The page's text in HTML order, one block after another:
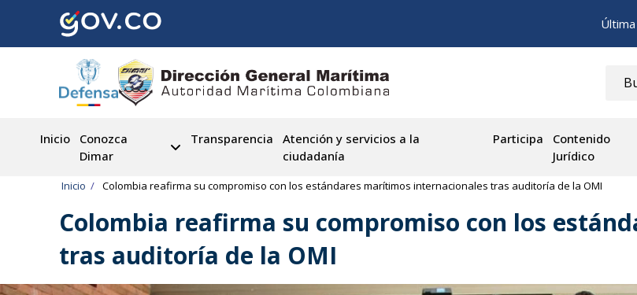
contenido
Inicio
Conozca
Dimar
Transparencia
Atención y servicios a la
ciudadanía
Participa
Contenido
Jurídico
navegación
Inicio Colombia reafirma su compromiso con los estándares marítimos internacionales tras auditoría de la OMI
Colombia reafirma su compromiso con los
tras auditoría de la OMI